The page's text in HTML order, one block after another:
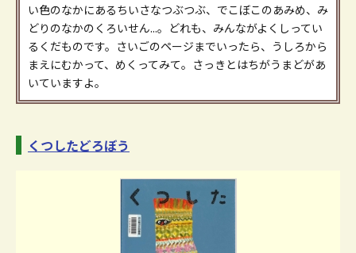
い色のなかにあるちいさなつぶつぶ、でこぼこのあみめ、み
どりのなかのくろいせん...。どれも、みんながよくしってい
るくだものです。さいごのページまでいったら、うしろから
まえにむかって、めくってみて。さっきとはちがうまどがあ
いていますよ。
くつしたどろぼう